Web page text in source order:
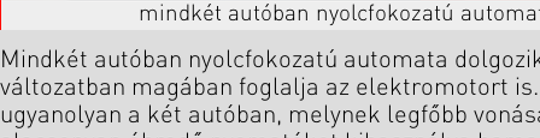
mindkét autóban nyolcfokozatú
Mindkét autóban nyolcfokozatú automata
változatban magában foglalja az elektromotort
ugyanolyan a két autóban, melynek legfőbb